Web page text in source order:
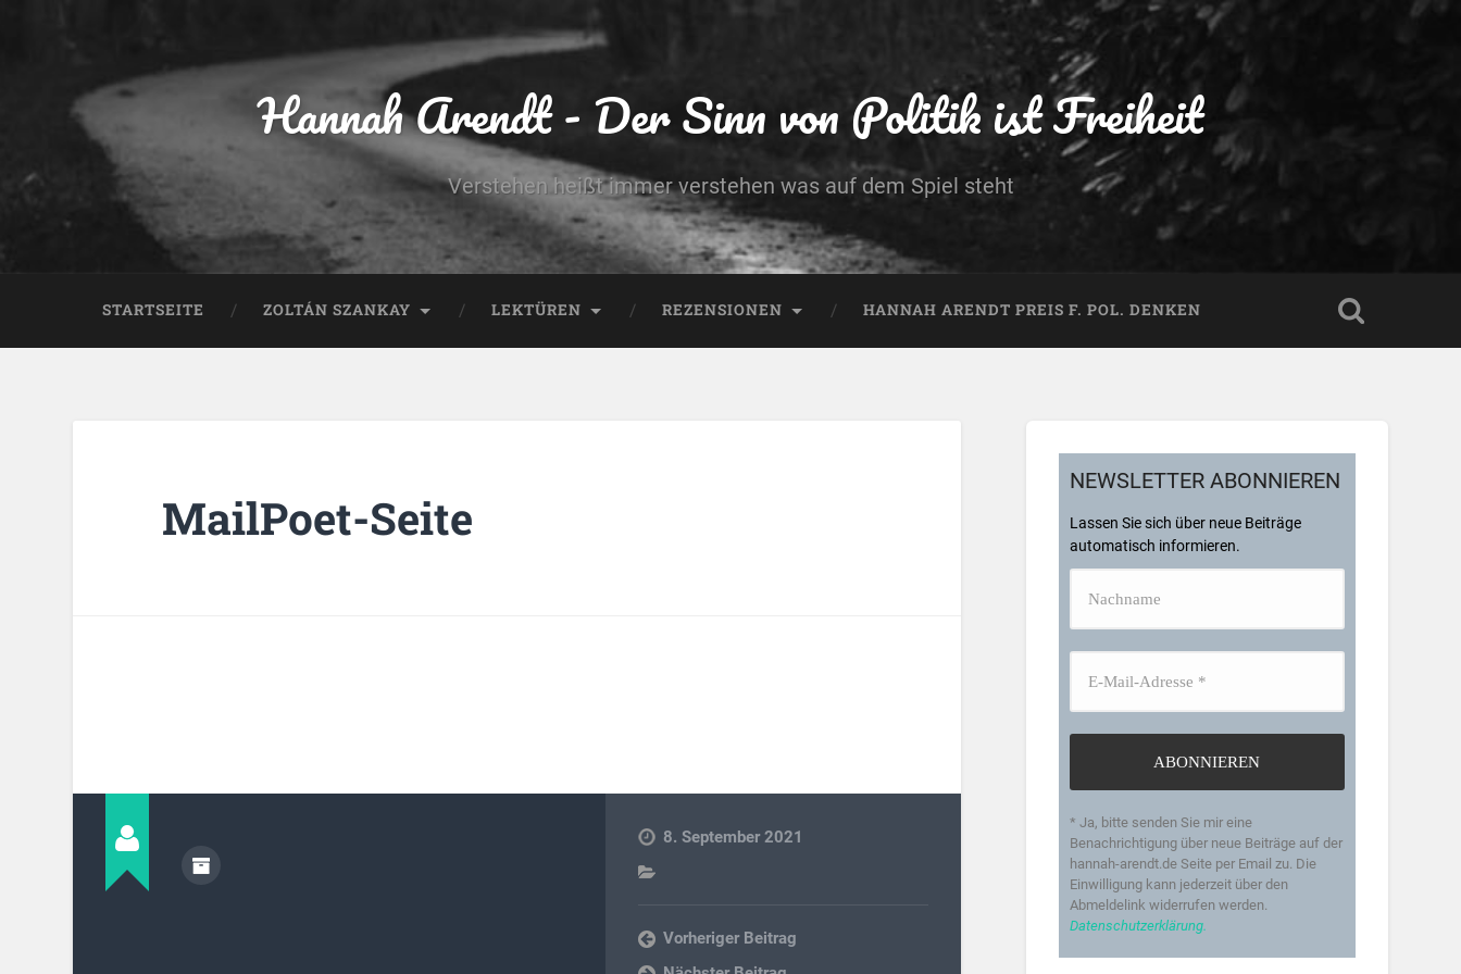
Hannah Arendt - Der Sinn von Politik ist Freiheit
Verstehen heißt immer verstehen was auf dem Spiel steht
STARTSEITE ZOLTÁN SZANKAY LEKTÜREN REZENSIONEN HANNAH ARENDT PREIS F. POL. DENKEN
MailPoet-Seite
8. September 2021
Vorheriger Beitrag
NEWSLETTER ABONNIEREN
Lassen Sie sich über neue Beiträge
automatisch informieren.
* Ja, bitte senden Sie mir eine
Benachrichtigung über neue Beiträge auf der
hannah-arendt.de Seite per Email zu. Die
Einwilligung kann jederzeit über den
Abmeldelink widerrufen werden.
Datenschutzerklärung.